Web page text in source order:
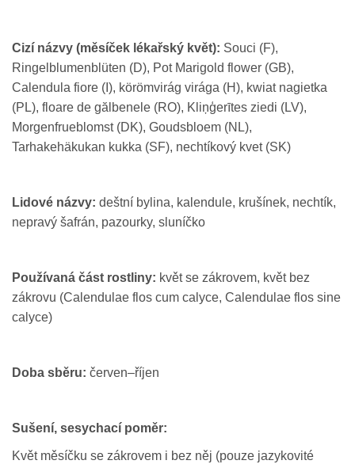
Cizí názvy (měsíček lékařský květ): Souci (F),
Ringelblumenblüten (D), Pot Marigold flower (GB),
Calendula fiore (I), körömvirág virága (H), kwiat nagietka
(PL), floare de gălbenele (RO), Kliņģerītes ziedi (LV),
Morgenfrueblomst (DK), Goudsbloem (NL),
Tarhakehäkukan kukka (SF), nechtíkový kvet (SK)
Lidové názvy: deštní bylina, kalendule, krušínek, nechtík,
nepravý šafrán, pazourky, sluníčko
Používaná část rostliny: květ se zákrovem, květ bez
zákrovu (Calendulae flos cum calyce, Calendulae flos sine
calyce)
Doba sběru: červen–říjen
Sušení, sesychací poměr:
Květ měsíčku se zákrovem i bez něj (pouze jazykovité